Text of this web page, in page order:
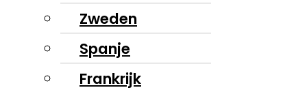
Zweden
Spanje
Frankrijk